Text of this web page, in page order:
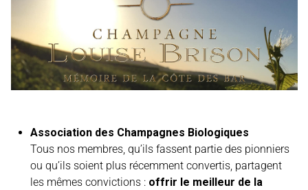
Association des Champagnes Biologiques
Tous nos membres, qu’ils fassent partie des pionniers
ou qu’ils soient plus récemment convertis, partagent
les mêmes convictions : offrir le meilleur de la